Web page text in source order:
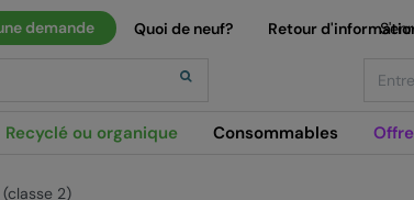
Recyclé ou organique Consommables
demande Quoi de neuf? Retour
2)